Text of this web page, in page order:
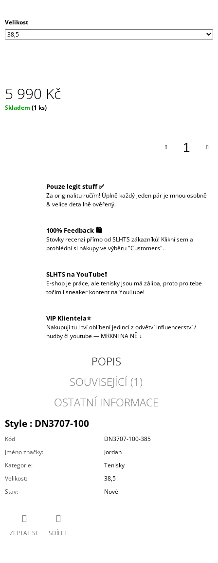
Velikost
5 990 Kč
Měrná
Skladem (1 ks)
Pouze legit stuff ✅
Za originalitu ručím! Úplně každý jeden pár je mnou osobně
& velice detailně ověřený.
100% Feedback 🛍️
Stovky recenzí přímo od SLHTS zákazníků! Klikni sem a
prohlédni si nákupy ve výběru "Customers".
SLHTS na YouTube❗️
E-shop je práce, ale tenisky jsou má záliba, proto pro tebe
točím i sneaker kontent na YouTube!
VIP Klientela⭐
Nakupují tu i tví oblíbení jedinci z odvětví influencerství /
hudby či youtube — MRKNI NA NĚ ↓
POPIS
SOUVISEJÍCÍ (1)
OSTATNÍ INFORMACE
Style : DN3707-100
Kód
DN3707-100-385
Jméno značky:
Jordan
Kategorie:
Tenisky
Velikost:
38,5
Stav: Nové
ZEPTAT SE SDÍLET